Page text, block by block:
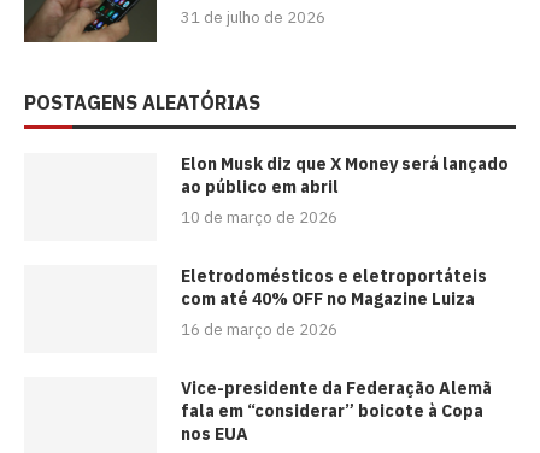
31 de julho de 2026
POSTAGENS ALEATÓRIAS
Elon Musk diz que X Money será lançado
ao público em abril
10 de março de 2026
Eletrodomésticos e eletroportáteis
com até 40% OFF no Magazine Luiza
16 de março de 2026
Vice-presidente da Federação Alemã
fala em “considerar” boicote à Copa
nos EUA